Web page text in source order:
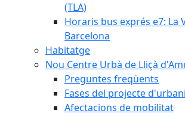
(TLA)
Horaris bus exprés e7: La
Barcelona
Habitatge
Nou Centre Urbà de Lliçà
Preguntes freqüents
Fases del projecte
Afectacions de mobilitat